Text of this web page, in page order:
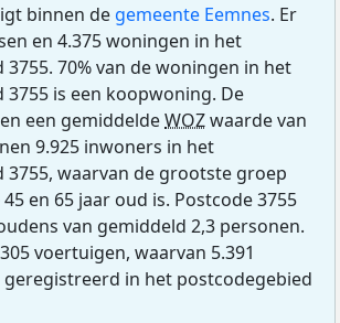
binnen de gemeente Eemnes. Er
en 4.375 woningen in het
70% van de woningen in het
3755 is een koopwoning. De
een gemiddeldeWOZwaarde van
9.925 inwoners in het
3755, waarvan de grootste groep
en 65 jaar oud is. Postcode 3755
van gemiddeld 2,3 personen.
voertuigen, waarvan 5.391
geregistreerd in het postcodegebied